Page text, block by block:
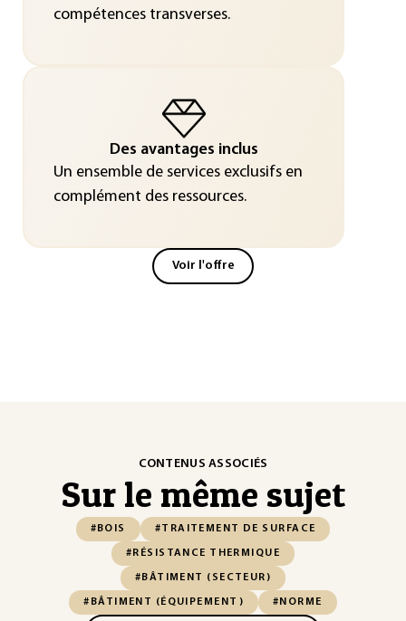
compétences transverses.
Des avantages inclus
Un ensemble de services exclusifs en
complément des ressources.
Voir l'offre
CONTENUS ASSOCIÉS
Sur le même sujet
#BOIS #TRAITEMENT DE SURFACE
#RÉSISTANCE THERMIQUE
#BÂTIMENT (SECTEUR)
#BÂTIMENT (ÉQUIPEMENT) #NORME